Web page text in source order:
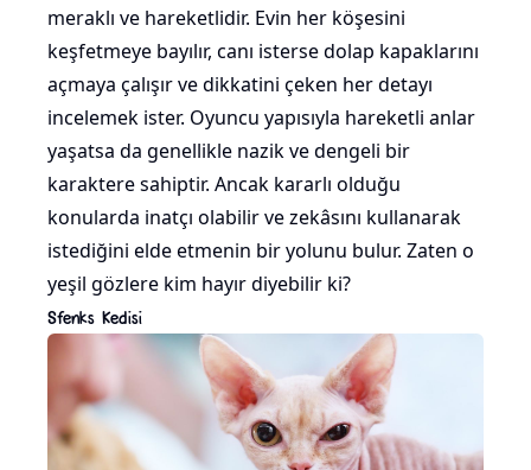
meraklı ve hareketlidir. Evin her köşesini
keşfetmeye bayılır, canı isterse dolap kapaklarını
açmaya çalışır ve dikkatini çeken her detayı
incelemek ister. Oyuncu yapısıyla hareketli anlar
yaşatsa da genellikle nazik ve dengeli bir
karaktere sahiptir. Ancak kararlı olduğu
konularda inatçı olabilir ve zekâsını kullanarak
istediğini elde etmenin bir yolunu bulur. Zaten o
yeşil gözlere kim hayır diyebilir ki?
Sfenks Kedisi